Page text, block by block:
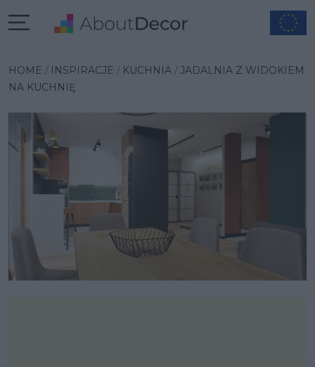
HOME INSPIRACJE KUCHNIA
JADALNIA Z WIDOKIEM
NA KUCHNIĘ